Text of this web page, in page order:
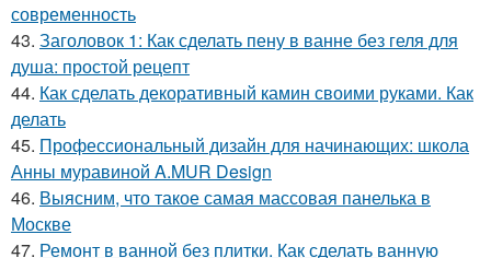
современность
43. Заголовок 1: Как сделать пену в ванне без геля для
душа: простой рецепт
44. Как сделать декоративный камин своими руками. Как
делать
45. Профессиональный дизайн для начинающих: школа
Анны муравиной A.MUR Design
46. Выясним, что такое самая массовая панелька в
Москве
47. Ремонт в ванной без плитки. Как сделать ванную